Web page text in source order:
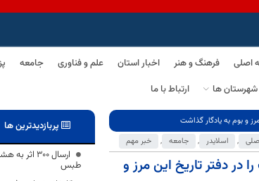
اصلی فرهنگ و هنر اخبار استان علم و فناوری جامعه
شهرستان ها
ارتباط با ما
, اسلایدر , جامعه , خبر مهم
را در دفتر تاریخ این مرز و
پربازدیدترین ها
ارسال ٣٠٠
طبس